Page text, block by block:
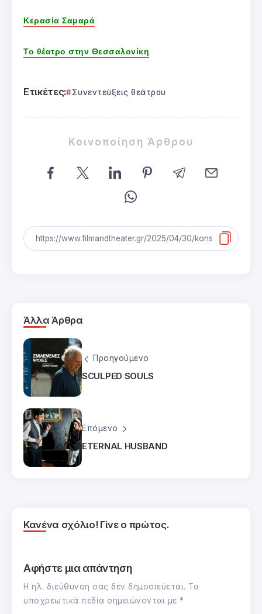
Κερασία Σαμαρά
Το θέατρο στην Θεσσαλονίκη
Ετικέτες: Συνεντεύξεις θεάτρου
Κοινοποίηση Άρθρου
Άλλα Άρθρα
Προηγούμενο
SCULPED SOULS
Επόμενο
ETERNAL HUSBAND
Κανένα σχόλιο! Γίνε ο πρώτος.
Αφήστε μια απάντηση
Η ηλ. διεύθυνση σας δεν δημοσιεύεται. Τα
υποχρεωτικά πεδία σημειώνονται με *